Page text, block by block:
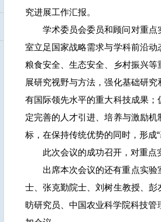
究进展工作汇报。
学术委员会委员和顾问对重
室立足国家战略需求与学科前沿
粮食安全、生态安全、乡村振兴
展研究视野与方法，强化基础研
有国际领先水平的重大科技成果
定完善的人才引进、培养与激励
标，在保持传统优势的同时，形成
此次会议的成功召开，对重点
出席本次会议的还有重点实
士、张克勤院士、刘树生教授、
昉研究员、中国农业科学院科技